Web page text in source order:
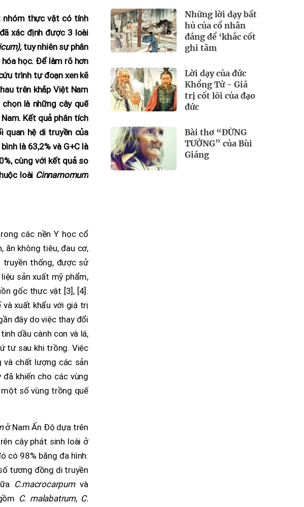
nhóm thực vật có tính
xác định được 3 loài
tuy nhiên sự phân
học. Để làm rõ hơn
trình tự đoạn xen kẽ
trên khắp Việt Nam
là những cây quế
Kết quả phân tích
quan hệ di truyền của
là 63,2% và G+C là
cùng với kết quả so
loài Cinnamomum
các nền Y học cổ
ăn không tiêu, đau cơ,
truyền thống, được sử
sản xuất mỹ phẩm,
gốc thực vật [3], [4].
xuất khẩu với giá trị
đây do việc thay đổi
dầu cành con và lá,
tư sau khi trồng. Việc
chất lượng các sản
khiến cho các vùng
số vùng trồng quế
ở Nam Ấn Độ dựa trên
cây phát sinh loài ở
có 98% băng đa hình.
tương đồng di truyền
C.macrocarpumvà
C. malabatrum, C.
Những lời dạy bất
hủ của cổ nhân
đáng để ‘khắc cốt
ghi tâm
Lời dạy của đức
Khổng Tử - Giá
trị cốt lõi của đạo
đức
Bài thơ “ĐỪNG
TƯỞNG” của Bùi
Giáng